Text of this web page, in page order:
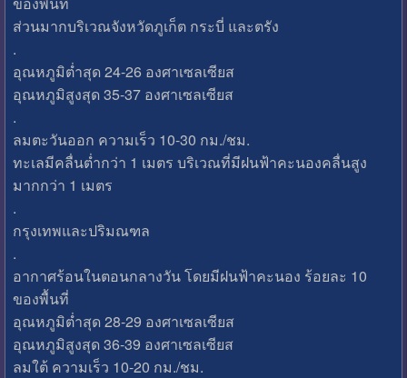
ส่วนมากบริเวณจังหวัดภูเก็ต กระบี่ และตรัง
.
อุณหภูมิต่ำสุด 24-26 องศาเซลเซียส
อุณหภูมิสูงสุด 35-37 องศาเซลเซียส
.
ลมตะวันออก ความเร็ว 10-30 กม./ชม.
ทะเลมีคลื่นต่ำกว่า 1 เมตร บริเวณที่มีฝนฟ้าคะนองคลื่นสูง
มากกว่า 1 เมตร
.
กรุงเทพและปริมณฑล
.
อากาศร้อนในตอนกลางวัน โดยมีฝนฟ้าคะนอง ร้อยละ 10
ของพื้นที่
อุณหภูมิต่ำสุด 28-29 องศาเซลเซียส
อุณหภูมิสูงสุด 36-39 องศาเซลเซียส
ลมใต้ ความเร็ว 10-20 กม./ชม.